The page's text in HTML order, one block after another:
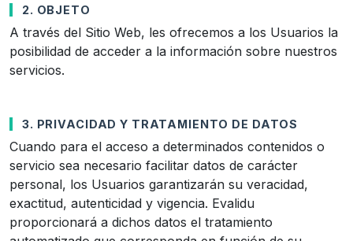
2. OBJETO
A través del Sitio Web, les ofrecemos a los Usuarios la
posibilidad de acceder a la información sobre nuestros
servicios.
3. PRIVACIDAD Y TRATAMIENTO DE DATOS
Cuando para el acceso a determinados contenidos o
servicio sea necesario facilitar datos de carácter
personal, los Usuarios garantizarán su veracidad,
exactitud, autenticidad y vigencia. Evalidu
proporcionará a dichos datos el tratamiento